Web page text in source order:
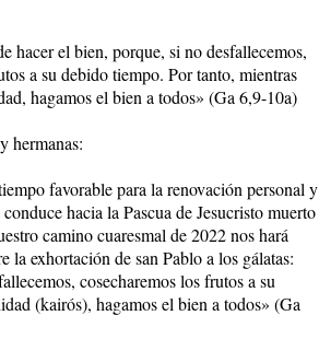
hacer el bien, porque, si no desfallecemos,
a su debido tiempo. Por tanto, mientras
hagamos el bien a todos» (Ga 6,9-10a)
hermanas:
favorable para la renovación personal y
hacia la Pascua de Jesucristo muerto
camino cuaresmal de 2022 nos hará
la exhortación de san Pablo a los gálatas:
cosecharemos los frutos a su
(kairós), hagamos el bien a todos» (Ga